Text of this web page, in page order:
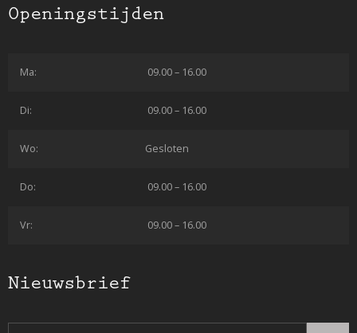
Openingstijden
Ma: 09.00 – 16.00
Di: 09.00 – 16.00
Wo: Gesloten
Do: 09.00 – 16.00
Vr: 09.00 – 16.00
Nieuwsbrief